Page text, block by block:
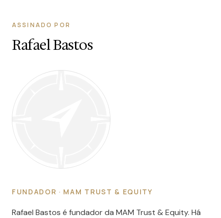
ASSINADO POR
Rafael Bastos
FUNDADOR · MAM TRUST & EQUITY
Rafael Bastos é fundador da MAM Trust & Equity. Há